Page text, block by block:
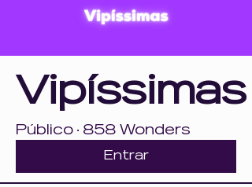
Vipíssimas
Público · 858 Wonders
Entrar